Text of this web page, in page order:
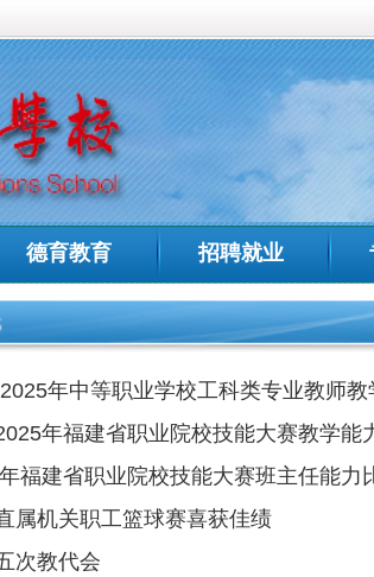
招聘就业 专题活动 招生专栏
您现在的位置:
工科类专业教师教学设计与展示活动中勇创佳绩
技能大赛教学能力比赛斩获佳绩
大赛班主任能力比赛中斩获佳绩
获佳绩
第39个教师节表彰大会
省职业院校技能大赛 教学能力比赛斩获佳绩
等职业教育体育协会第十二届理事会会长
属机关“两优一先”表彰